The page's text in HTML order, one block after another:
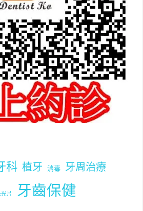
科 植牙 消毒 牙周治療
片 牙齒保健